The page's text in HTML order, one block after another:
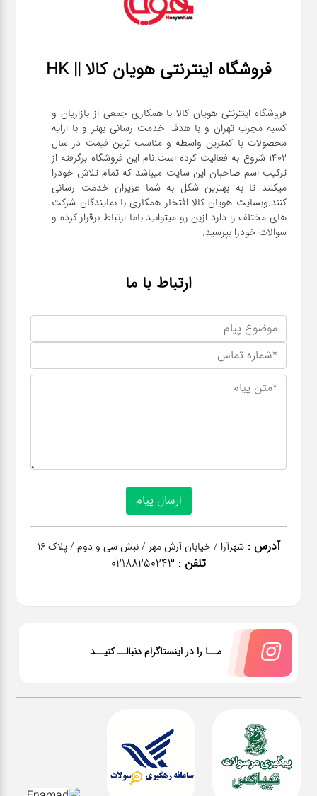
فروشگاه اینترنتی هویان کالا || HK
فروشگاه اینترنتی هویان کالا با همکاری جمعی از بازاریان و
کسبه مجرب تهران و با هدف خدمت رسانی بهتر و با ارایه
محصولات با کمترین واسطه و مناسب ترین قیمت در سال
1402 شروع به فعالیت کرده است.نام این فروشگاه برگرفته از
ترکیب اسم صاحبان این سایت میباشد که تمام تلاش خودرا
میکنند تا به بهترین شکل به شما عزیزان خدمت رسانی
کنند.وبسایت هویان کالا افتخار همکاری با نمایندگان شرکت
های مختلف را دارد ازین رو میتوانید باما ارتباط برقرار کرده و
سوالات خودرا بپرسید.
ارتباط با ما
آدرس : شهرآرا / خیابان آرش مهر / نبش سی و دوم / پلاک 16
تلفن : 02188250243
مــا را در اینستاگرام دنبالــ کنیــد